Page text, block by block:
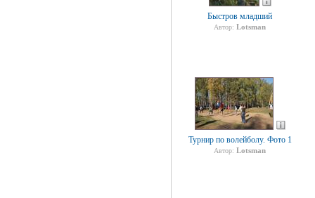
Быстров младший
Автор: Lotsman
Турнир по волейболу. Фото 1
Автор: Lotsman